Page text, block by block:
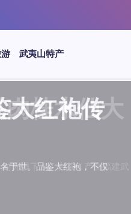
武夷山特产
肉桂水仙大
时光慢下来。岩茶，产自福建武
鉴大红袍传
”闻名于世。品鉴大红袍，不仅
鉴武夷水仙
、底蕴绵长而备受茶客青睐。品
鉴武夷肉桂
楚。其名源于香叶似肉桂，更因
经典岩茶对
于世。所谓岩韵，是茶叶在武夷
鉴肉桂水仙
水仙、大红袍作为岩茶代表，其
肉桂水仙大
时光慢下来。岩茶，产自福建武
大红袍传
于世。品鉴大红袍，不仅
夷水仙
长而备受茶客青睐。品
夷肉桂
源于香叶似肉桂，更因
岩茶对
谓岩韵，是茶叶在武夷
桂水仙
红袍作为岩茶代表，其
水仙大
来。岩茶，产自福建武
红袍传
世。品鉴大红袍，不仅
夷水仙
长而备受茶客青睐。品
夷肉桂
源于香叶似肉桂，更因
岩茶对
谓岩韵，是茶叶在武夷
桂水仙
红袍作为岩茶代表，其